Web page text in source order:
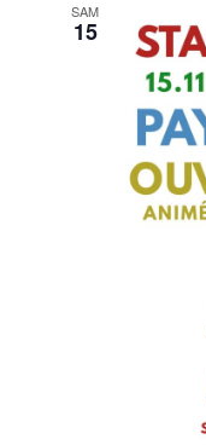
SAM
15